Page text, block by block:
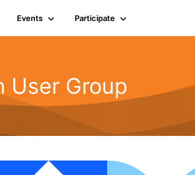
Events Participate
User Group